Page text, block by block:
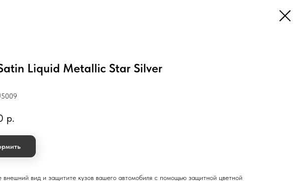
Liquid Metallic Star Silver
р.
внешний вид и защитите кузов вашего автомобиля с помощью защитной цветной